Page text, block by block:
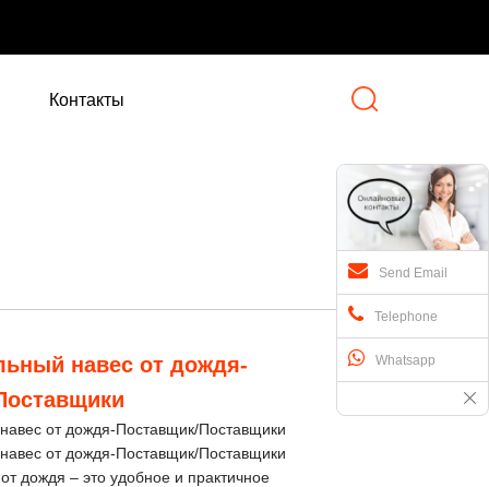
Контакты
навес от дождя-
от дождя-Поставщик/Поставщики
от дождя-Поставщик/Поставщики
дождя – это удобное и практичное
Send Email
Telephone
Whatsapp